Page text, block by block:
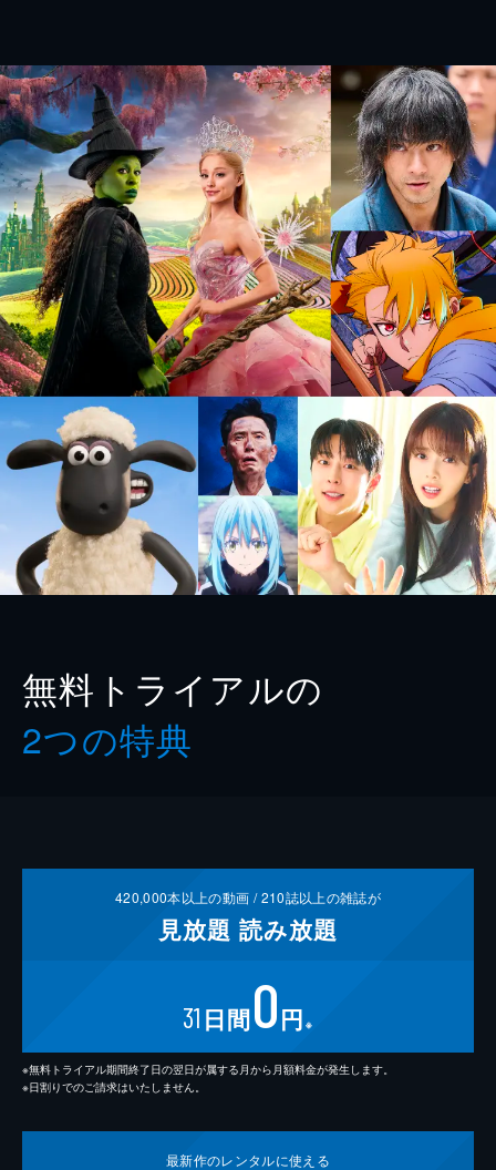
無料トライアルの
2つの特典
420,000本以上の動画 /210誌以上の雑誌が
見放題 読み放題
31 日間0円 ※
※無料トライアル期間終了日の翌日が属する月から月額料金が発生します。
※日割りでのご請求はいたしません。
最新作のレンタルに使える